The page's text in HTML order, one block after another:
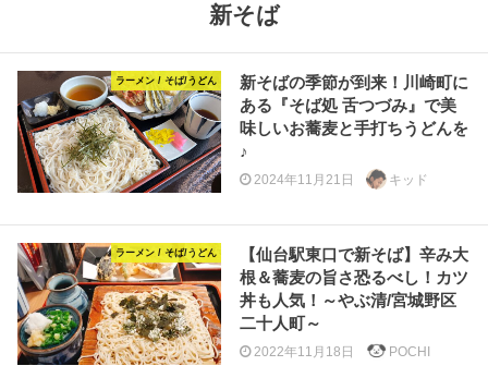
新そば
ラーメン / そば/うどん
新そばの季節が到来！川崎町に
ある『そば処 舌つづみ』で美
味しいお蕎麦と手打ちうどんを
♪
2024年11月21日 キッド
ラーメン / そば/うどん
【仙台駅東口で新そば】辛み大
根＆蕎麦の旨さ恐るべし！カツ
丼も人気！～やぶ清/宮城野区
二十人町～
2022年11月18日 POCHI